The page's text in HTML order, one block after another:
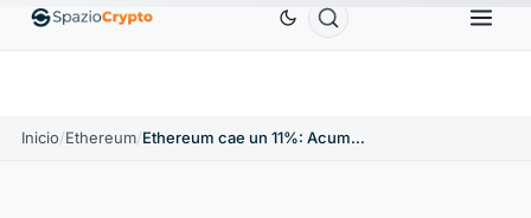
EthereumETH1880,58 US$ TetherUSDT ↑0.00%
Inicio/Ethereum/ Ethereum cae un 11%: Acumulación Durante la Caída